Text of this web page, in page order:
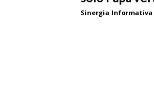
Sinergia Informativa